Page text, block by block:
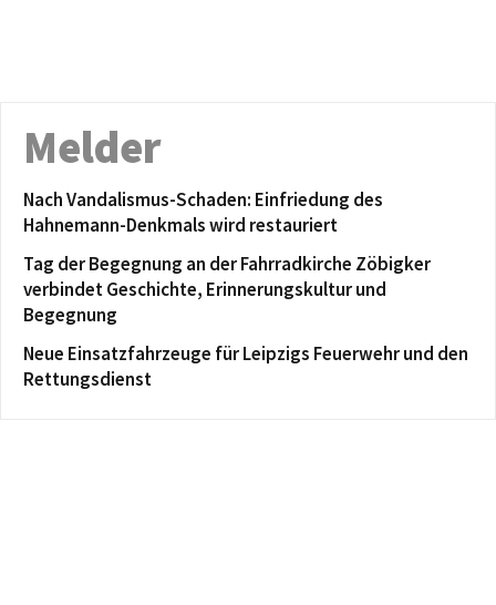
Melder
Nach Vandalismus-Schaden: Einfriedung des
Hahnemann-Denkmals wird restauriert
Tag der Begegnung an der Fahrradkirche Zöbigker
verbindet Geschichte, Erinnerungskultur und
Begegnung
Neue Einsatzfahrzeuge für Leipzigs Feuerwehr und den
Rettungsdienst